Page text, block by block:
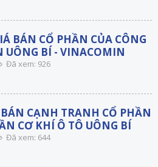
BÁN CỔ PHẦN CỦA CÔNG
UÔNG BÍ - VINACOMIN
Đã xem: 926
CẠNH TRANH CỔ PHẦN
CƠ KHÍ Ô TÔ UÔNG BÍ
Đã xem: 644